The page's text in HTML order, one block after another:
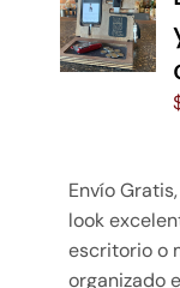
Envío
look
escritorio o
organizado